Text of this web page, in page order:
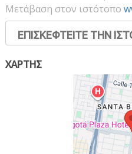
Μετάβαση στον ιστότοπο
ΕΠΙΣΚΕΦΤΕΙΤΕ ΤΗΝ
ΧΑΡΤΗΣ